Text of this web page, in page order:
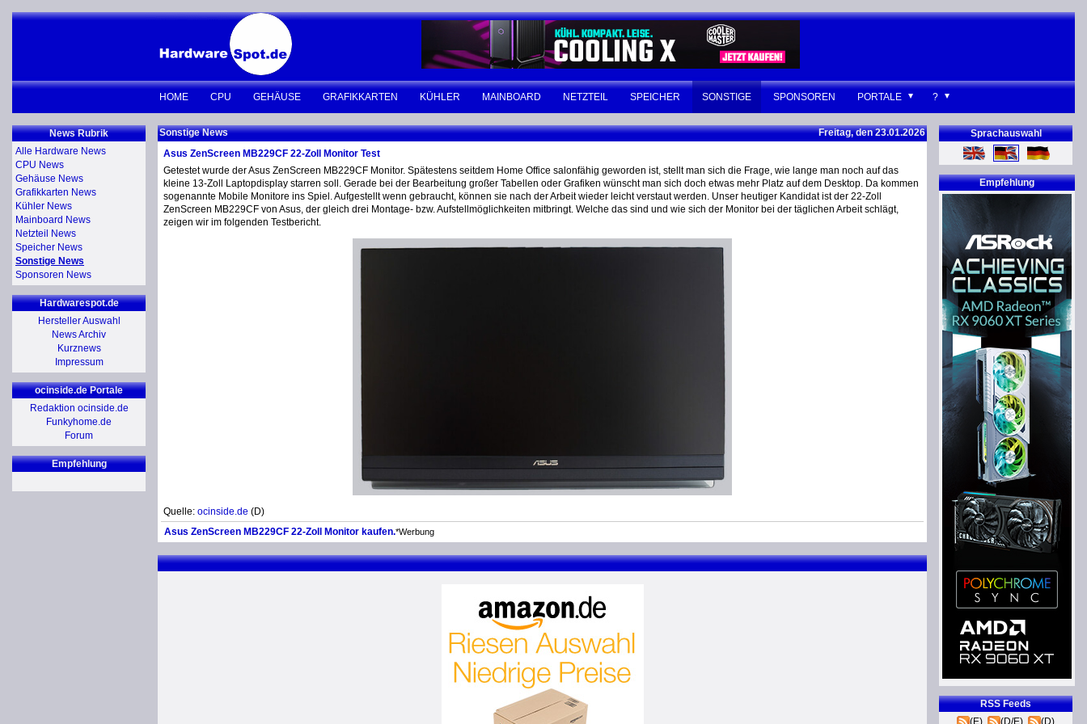
HOME CPU GEHÄUSE GRAFIKKARTEN KÜHLER MAINBOARD NETZTEIL SPEICHER SONSTIGE SPONSOREN PORTALE ?
News Rubrik
Alle Hardware News
CPU News
Gehäuse News
Grafikkarten News
Kühler News
Mainboard News
Netzteil News
Speicher News
Sonstige News
Sponsoren News
Hardwarespot.de
Hersteller Auswahl
News Archiv
Kurznews
Impressum
ocinside.de Portale
Redaktion ocinside.de
Funkyhome.de
Forum
Empfehlung
Sonstige News
Freitag, den 23.01.2026
Asus ZenScreen MB229CF 22-Zoll Monitor Test
Getestet wurde der Asus ZenScreen MB229CF Monitor. Spätestens seitdem Home Office salonfähig geworden ist, stellt man sich die Frage, wie lange man noch auf das
kleine 13-Zoll Laptopdisplay starren soll. Gerade bei der Bearbeitung großer Tabellen oder Grafiken wünscht man sich doch etwas mehr Platz auf dem Desktop. Da kommen
sogenannte Mobile Monitore ins Spiel. Aufgestellt wenn gebraucht, können sie nach der Arbeit wieder leicht verstaut werden. Unser heutiger Kandidat ist der 22-Zoll
ZenScreen MB229CF von Asus, der gleich drei Montage- bzw. Aufstellmöglichkeiten mitbringt. Welche das sind und wie sich der Monitor bei der täglichen Arbeit schlägt,
zeigen wir im folgenden Testbericht.
Quelle: ocinside.de (D)
Asus ZenScreen MB229CF 22-Zoll Monitor kaufen.*Werbung
Sprachauswahl
Empfehlung
RSS Feeds
(E)
(D/E) (D)